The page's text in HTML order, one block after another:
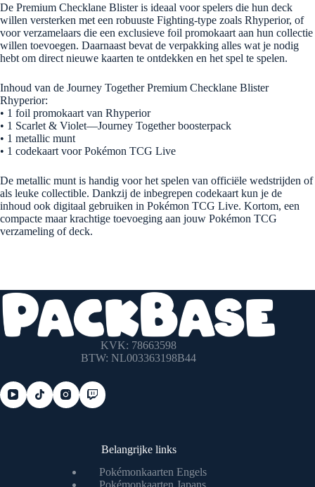
De Premium Checklane Blister is ideaal voor spelers die hun deck
willen versterken met een robuuste Fighting-type zoals Rhyperior, of
voor verzamelaars die een exclusieve foil promokaart aan hun collectie
willen toevoegen. Daarnaast bevat de verpakking alles wat je nodig
hebt om direct nieuwe kaarten te ontdekken en het spel te spelen.
Inhoud van de Journey Together Premium Checklane Blister
Rhyperior:
• 1 foil promokaart van Rhyperior
• 1 Scarlet & Violet—Journey Together boosterpack
• 1 metallic munt
• 1 codekaart voor Pokémon TCG Live
De metallic munt is handig voor het spelen van officiële wedstrijden of
als leuke collectible. Dankzij de inbegrepen codekaart kun je de
inhoud ook digitaal gebruiken in Pokémon TCG Live. Kortom, een
compacte maar krachtige toevoeging aan jouw Pokémon TCG
verzameling of deck.
KVK: 78663598
BTW: NL003363198B44
Belangrijke links
Pokémonkaarten Engels